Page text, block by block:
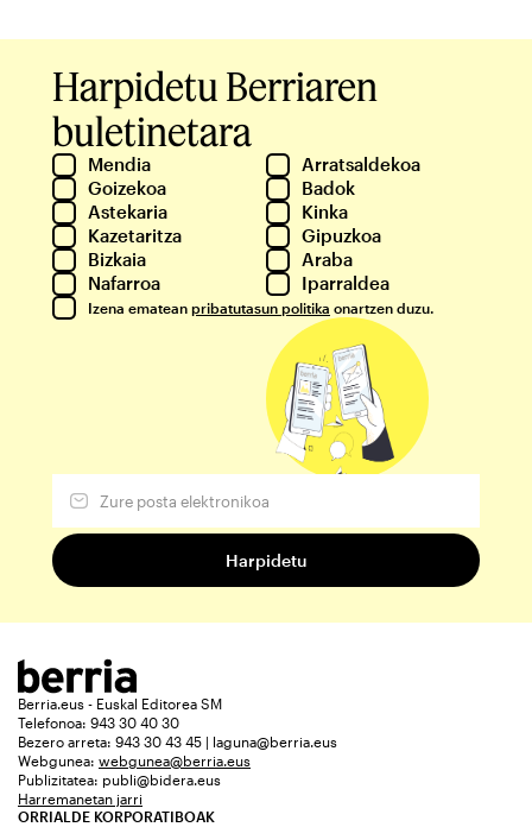
Harpidetu Berriaren
buletinetara
Mendia
Arratsaldekoa
Goizekoa
Badok
Astekaria
Kinka
Kazetaritza
Gipuzkoa
Bizkaia
Araba
Nafarroa
Iparraldea
Izena ematean pribatutasun politika onartzen duzu.
Berria.eus - Euskal Editorea SM
Telefonoa: 943 30 40 30
Bezero arreta: 943 30 43 45 | laguna@berria.eus
Webgunea: webgunea@berria.eus
Publizitatea: publi@bidera.eus
Harremanetan jarri
ORRIALDE KORPORATIBOAK